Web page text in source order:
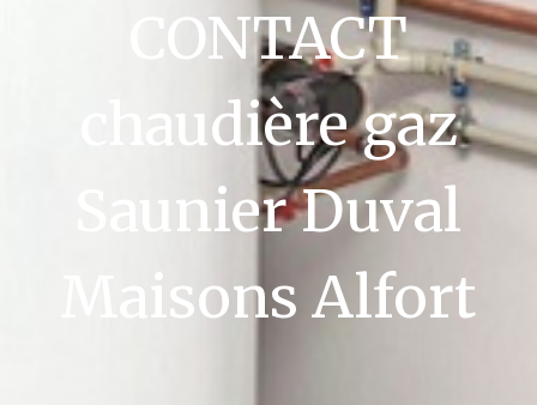
CONTACT
chaudière gaz
Saunier Duval
Maisons Alfort